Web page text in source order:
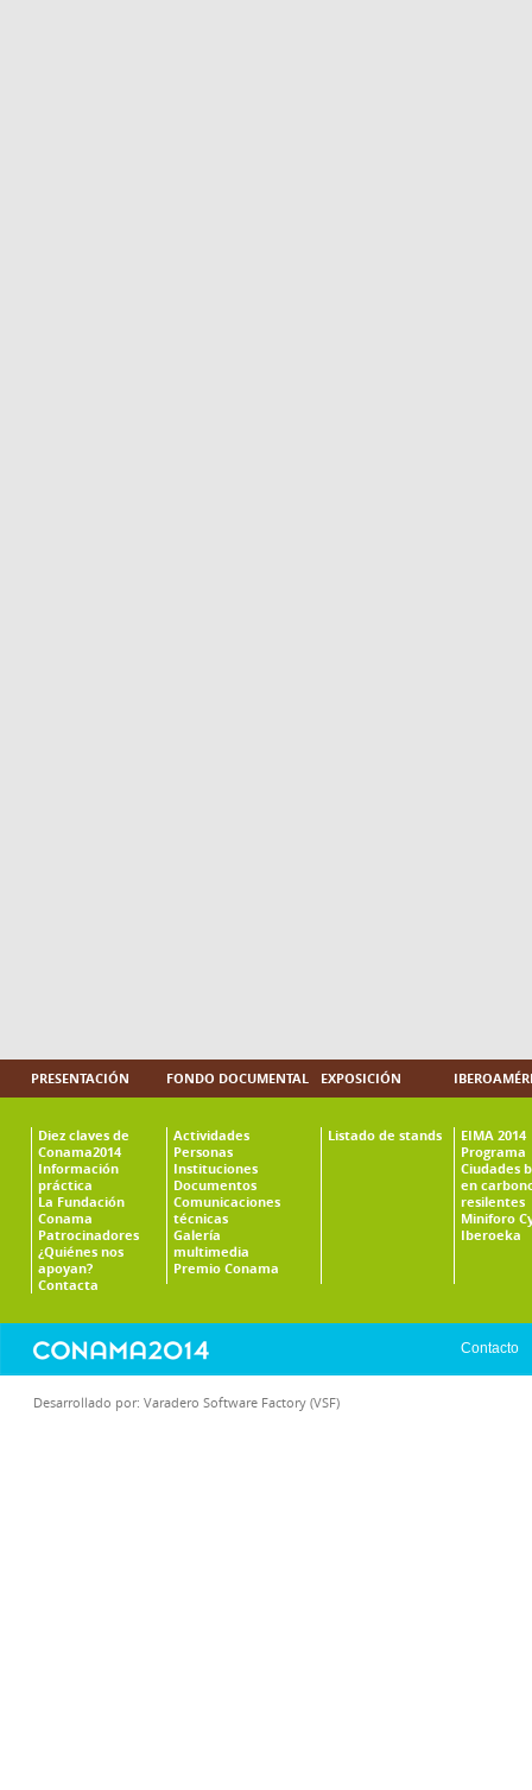
PRESENTACIÓN
Diez claves de
Conama2014
Información
práctica
La Fundación
Conama
Patrocinadores
¿Quiénes nos
apoyan?
Contacta
FONDO DOCUMENTAL
Actividades
Personas
Instituciones
Documentos
Comunicaciones
técnicas
Galería
multimedia
Premio Conama
EXPOSICIÓN
Listado de stands
EIMA 2014
Programa
Ciudades
en
resilentes
Miniforo
Iberoeka
Contacto
Desarrollado por: Varadero Software Factory (VSF)